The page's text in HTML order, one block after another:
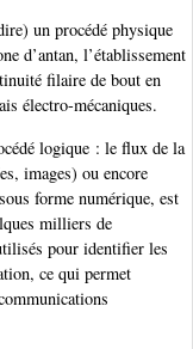
un procédé physique
d’antan, l’établissement
filaire de bout en
électro-mécaniques.
logique : le flux de la
images) ou encore
forme numérique, est
milliers de
pour identifier les
ce qui permet